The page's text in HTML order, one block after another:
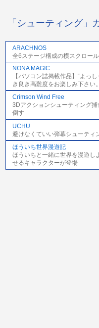
「シューティング」
ARACHNOS
全6ステージ構成の横スクロー
NONA MAGIC
【パソコン誌掲載作品】“よっ
き良き高難度をお楽しみ下さい。
Crimson Wind Free
3Dアクションシューティング
倒す
UCHU
避けなくていい弾幕シューティ
ほういち世界漫遊記
ほういちと一緒に世界を漫遊し
せるキャラクターが登場